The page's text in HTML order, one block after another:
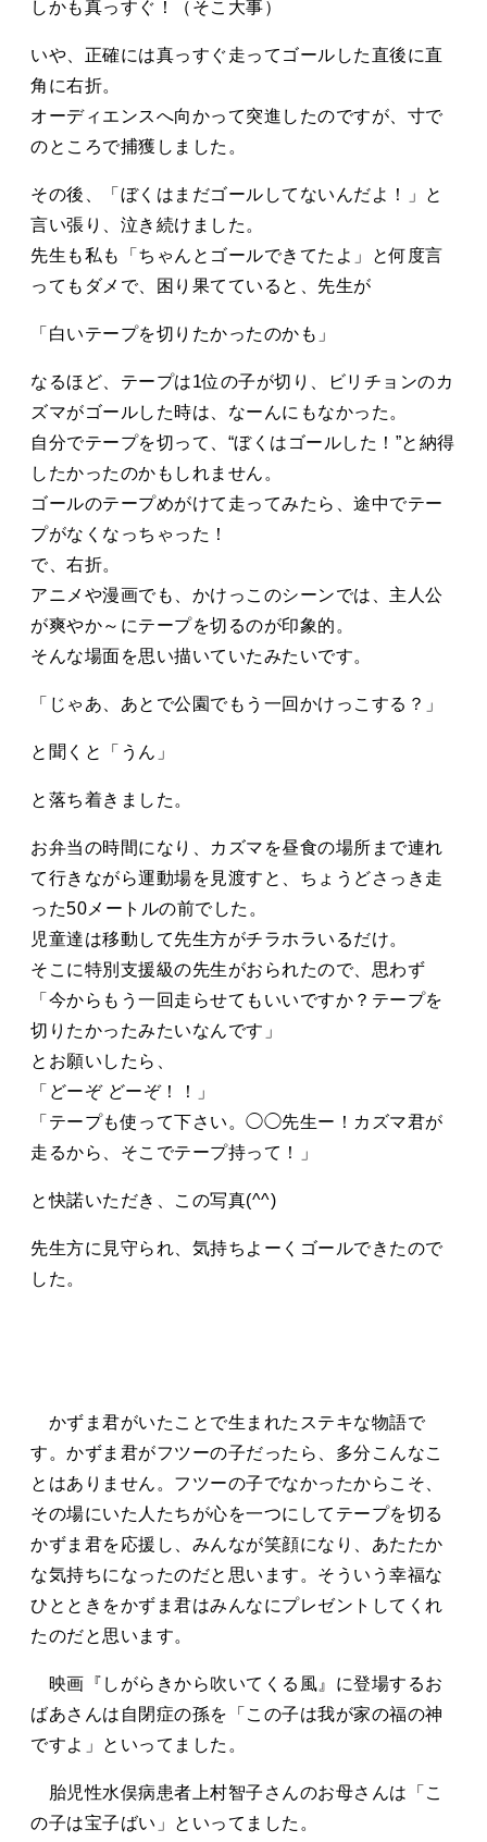
しかも真っすぐ！（そこ大事）
いや、正確には真っすぐ走ってゴールした直後に直
角に右折。
オーディエンスへ向かって突進したのですが、寸で
のところで捕獲しました。
その後、「ぼくはまだゴールしてないんだよ！」と
言い張り、泣き続けました。
先生も私も「ちゃんとゴールできてたよ」と何度言
ってもダメで、困り果てていると、先生が
「白いテープを切りたかったのかも」
なるほど、テープは1位の子が切り、ビリチョンのカ
ズマがゴールした時は、なーんにもなかった。
自分でテープを切って、“ぼくはゴールした！”と納得
したかったのかもしれません。
ゴールのテープめがけて走ってみたら、途中でテー
プがなくなっちゃった！
で、右折。
アニメや漫画でも、かけっこのシーンでは、主人公
が爽やか～にテープを切るのが印象的。
そんな場面を思い描いていたみたいです。
「じゃあ、あとで公園でもう一回かけっこする？」
と聞くと「うん」
と落ち着きました。
お弁当の時間になり、カズマを昼食の場所まで連れ
て行きながら運動場を見渡すと、ちょうどさっき走
った50メートルの前でした。
児童達は移動して先生方がチラホラいるだけ。
そこに特別支援級の先生がおられたので、思わず
「今からもう一回走らせてもいいですか？テープを
切りたかったみたいなんです」
とお願いしたら、
「どーぞ どーぞ！！」
「テープも使って下さい。◯◯先生ー！カズマ君が
走るから、そこでテープ持って！」
と快諾いただき、この写真(^^)
先生方に見守られ、気持ちよーくゴールできたので
した。
かずま君がいたことで生まれたステキな物語で
す。かずま君がフツーの子だったら、多分こんなこ
とはありません。フツーの子でなかったからこそ、
その場にいた人たちが心を一つにしてテープを切る
かずま君を応援し、みんなが笑顔になり、あたたか
な気持ちになったのだと思います。そういう幸福な
ひとときをかずま君はみんなにプレゼントしてくれ
たのだと思います。
映画『しがらきから吹いてくる風』に登場するお
ばあさんは自閉症の孫を「この子は我が家の福の神
ですよ」といってました。
胎児性水俣病患者上村智子さんのお母さんは「こ
の子は宝子ばい」といってました。